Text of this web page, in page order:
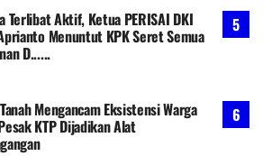
Terlibat Aktif, Ketua PERISAI DKI
Menuntut KPK Seret Semua
D......
Mengancam Eksistensi Warga
KTP Dijadikan Alat